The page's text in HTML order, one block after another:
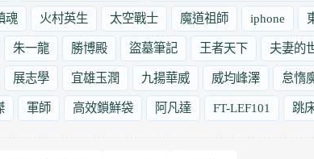
魂 火村英生 太空戰士 魔道祖師 iphone
朱一龍 勝博殿 盜墓筆記 王者天下 夫妻的
展志學 宜雄玉潤 九揚華威 威均峰澤 怠惰
軍師 高效鎖鮮袋 阿凡達 FT-LEF101 跳